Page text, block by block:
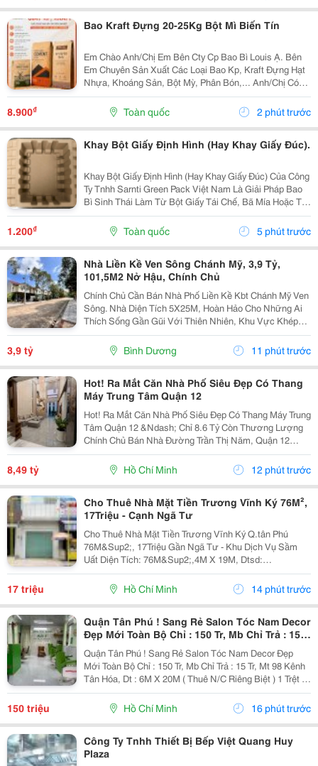
Bao Kraft Đựng 20-25Kg Bột Mì Biến Tín
Em Chào Anh/Chị Em Bên Cty Cp Bao Bì Louis Ạ. Bên
Em Chuyên Sản Xuất Các Loại Bao Kp, Kraft Đựng Hạt
Nhựa, Khoáng Sản, Bột Mỳ, Phân Bón,... Anh/Chị Có
Nhu Cầu Sử Dụng Bao Bì, Liên Hệ Em Nhé. Em Báo Giá
Tại Xưởng Ạ. Sđt/Zalo: 0354 000 197 Hoặc Email:...
8.900₫ Toàn quốc 2 phút trước
Khay Bột Giấy Định Hình (Hay Khay Giấy Đúc).
Khay Bột Giấy Định Hình (Hay Khay Giấy Đúc) Của Công
Ty Tnhh Sarnti Green Pack Việt Nam Là Giải Pháp Bao
Bì Sinh Thái Làm Từ Bột Giấy Tái Chế, Bã Mía Hoặc Tre,
Được Ép Khuôn 3D Theo Hình Dạng Sản Phẩm.
&Middot; Thân Thiện Môi Trường: Khả Năng Phân...
1.200₫ Toàn quốc 5 phút trước
Nhà Liền Kề Ven Sông Chánh Mỹ, 3,9 Tỷ,
101,5M2 Nở Hậu, Chính Chủ
Chính Chủ Cần Bán Nhà Phố Liền Kề Kbt Chánh Mỹ Ven
Sông. Nhà Diện Tích 5X25M, Hoàn Hảo Cho Những Ai
Thích Sống Gần Gũi Với Thiên Nhiên, Khu Vực Khép
Kín Có Bảo Vệ 24/24 - Phù Hợp Cho Thư Giãn Nghỉ
Ngơi Yên Tĩnh. Khu Dân Trí Cao Không Có Vấn Đề...
3,9 tỷ Bình Dương 11 phút trước
Hot! Ra Mắt Căn Nhà Phố Siêu Đẹp Có Thang
Máy Trung Tâm Quận 12
Hot! Ra Mắt Căn Nhà Phố Siêu Đẹp Có Thang Máy Trung
Tâm Quận 12 &Ndash; Chỉ 8.6 Tỷ Còn Thương Lượng
Chính Chủ Bán Nhà Đường Trần Thị Năm, Quận 12
&Ndash; Vị Trí Đẹp, Khu Dân Cư Hiện Hữu, Tiện Ích Đầy
Đủ. Diện Tích: 4M &Times; 20M Nhà...
8,49 tỷ Hồ Chí Minh 12 phút trước
Cho Thuê Nhà Mặt Tiền Trương Vĩnh Ký 76M²,
17Triệu - Cạnh Ngã Tư
Cho Thuê Nhà Mặt Tiền Trương Vĩnh Ký Q.tân Phú
76M&Sup2;, 17Triệu Gần Ngã Tư - Khu Dịch Vụ Sầm
Uất Diện Tích: 76M&Sup2;,4M X 19M, Dtsd:
120M&Sup2;. Có Vỉa Hè 5M Rộng Rãi Kết Cấu 1 Trệt 1
Lửng, Nhà Còn Tốt, Sẵn Cửa Kính. Vừa Kinh Doanh
Vừa Ở Lại...
17 triệu Hồ Chí Minh 14 phút trước
Quận Tân Phú ! Sang Rẻ Salon Tóc Nam Decor
Đẹp Mới Toàn Bộ Chỉ : 150 Tr, Mb Chỉ Trả : 15
Tr, Mt 98 Kênh Tân Hóa, Tel : ( Chính Chủ )
Quận Tân Phú ! Sang Rẻ Salon Tóc Nam Decor Đẹp
Mới Toàn Bộ Chỉ : 150 Tr, Mb Chỉ Trả : 15 Tr, Mt 98 Kênh
Tân Hóa, Dt : 6M X 20M ( Thuê N/C Riêng Biệt ) 1 Trệt 1
Lầu 2 Pn Rộng Thoáng . D/C : Salon Mt 92 Kênh Tân
Hoá, Phú Trung, Tân Phú Đầu Tư Mb...
150 triệu Hồ Chí Minh 16 phút trước
Công Ty Tnhh Thiết Bị Bếp Việt Quang Huy
Plaza